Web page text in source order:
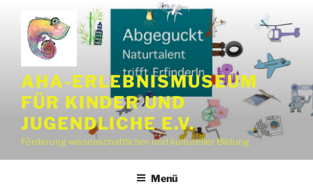
springen
AHA-ERLEBNISMUSEUM
FÜR KINDER UND
JUGENDLICHE E.V.
Förderung wissenschaftlicher und kultureller Bildung
Menü